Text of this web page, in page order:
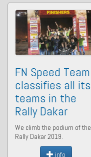
FN Speed Team
classifies all its
teams in the
Rally Dakar
We climb the podium of the
Rally Dakar 2019.
info